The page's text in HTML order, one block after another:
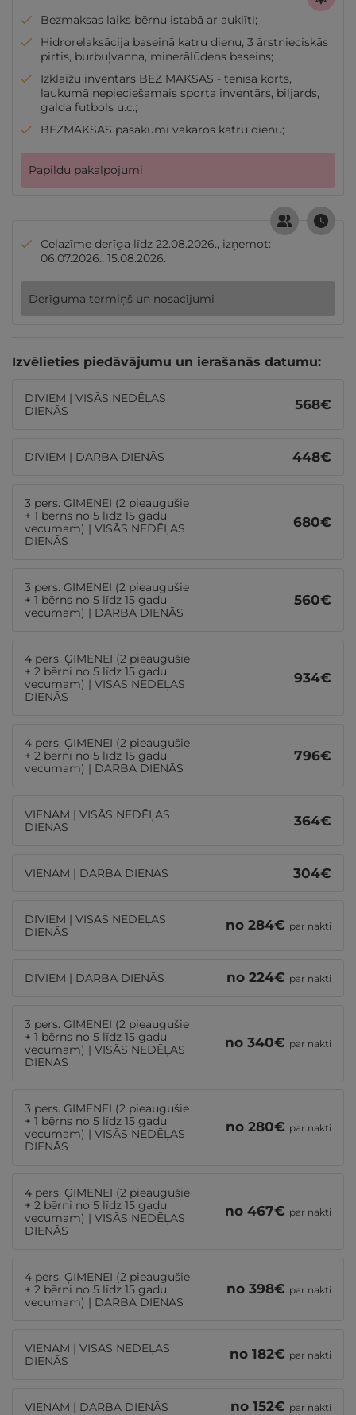
Bezmaksas laiks bērnu istabā ar auklīti;
Hidrorelaksācija baseinā katru dienu, 3 ārstnieciskās
pirtis, burbuļvanna, minerālūdens baseins;
Izklaižu inventārs BEZ MAKSAS - tenisa korts,
laukumā nepieciešamais sporta inventārs, biljards,
galda futbols u.c.;
BEZMAKSAS pasākumi vakaros katru dienu;
Papildu pakalpojumi
Ceļazīme derīga līdz 22.08.2026., izņemot:
06.07.2026., 15.08.2026.
Derīguma termiņš un nosacījumi
Izvēlieties piedāvājumu un ierašanās datumu:
DIVIEM | VISĀS NEDĒĻAS
DIENĀS
568€
DIVIEM | DARBA DIENĀS 448€
3 pers. ĢIMENEI (2 pieaugušie
+ 1 bērns no 5 līdz 15 gadu
vecumam) | VISĀS NEDĒĻAS
DIENĀS
680€
3 pers. ĢIMENEI (2 pieaugušie
+ 1 bērns no 5 līdz 15 gadu
vecumam) | DARBA DIENĀS
560€
4 pers. ĢIMENEI (2 pieaugušie
+ 2 bērni no 5 līdz 15 gadu
vecumam) | VISĀS NEDĒĻAS
DIENĀS
934€
4 pers. ĢIMENEI (2 pieaugušie
+ 2 bērni no 5 līdz 15 gadu
vecumam) | DARBA DIENĀS
796€
VIENAM | VISĀS NEDĒĻAS
DIENĀS
364€
VIENAM | DARBA DIENĀS 304€
DIVIEM | VISĀS NEDĒĻAS
DIENĀS
no 284€ par nakti
DIVIEM | DARBA DIENĀS no 224€ par nakti
3 pers. ĢIMENEI (2 pieaugušie
+ 1 bērns no 5 līdz 15 gadu
vecumam) | VISĀS NEDĒĻAS
DIENĀS
no 340€ par nakti
3 pers. ĢIMENEI (2 pieaugušie
+ 1 bērns no 5 līdz 15 gadu
vecumam) | VISĀS NEDĒĻAS
DIENĀS
no 280€ par nakti
4 pers. ĢIMENEI (2 pieaugušie
+ 2 bērni no 5 līdz 15 gadu
vecumam) | VISĀS NEDĒĻAS
DIENĀS
no 467€ par nakti
4 pers. ĢIMENEI (2 pieaugušie
+ 2 bērni no 5 līdz 15 gadu
vecumam) | DARBA DIENĀS
no 398€ par nakti
VIENAM | VISĀS NEDĒĻAS
DIENĀS
no 182€ par nakti
VIENAM | DARBA DIENĀS no 152€ par nakti